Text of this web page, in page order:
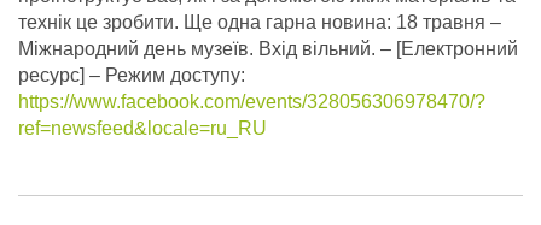
технік це зробити. Ще одна гарна новина: 18 травня –
Міжнародний день музеїв. Вхід вільний. – [Електронний
ресурс] – Режим доступу:
https://www.facebook.com/events/328056306978470/?
ref=newsfeed&locale=ru_RU